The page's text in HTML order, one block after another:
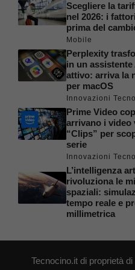
Scegliere la
nel 2026: i
prima del
Mobile
Perplexity
in un assistente
attivo: arriva la
per macOS
Innovazioni
Prime Video
arrivano i video
“Clips” per
serie
Innovazioni
L’intelligenza
rivoluziona le
spaziali:
tempo reale e
millimetrica
Tecnocino.it di proprietà